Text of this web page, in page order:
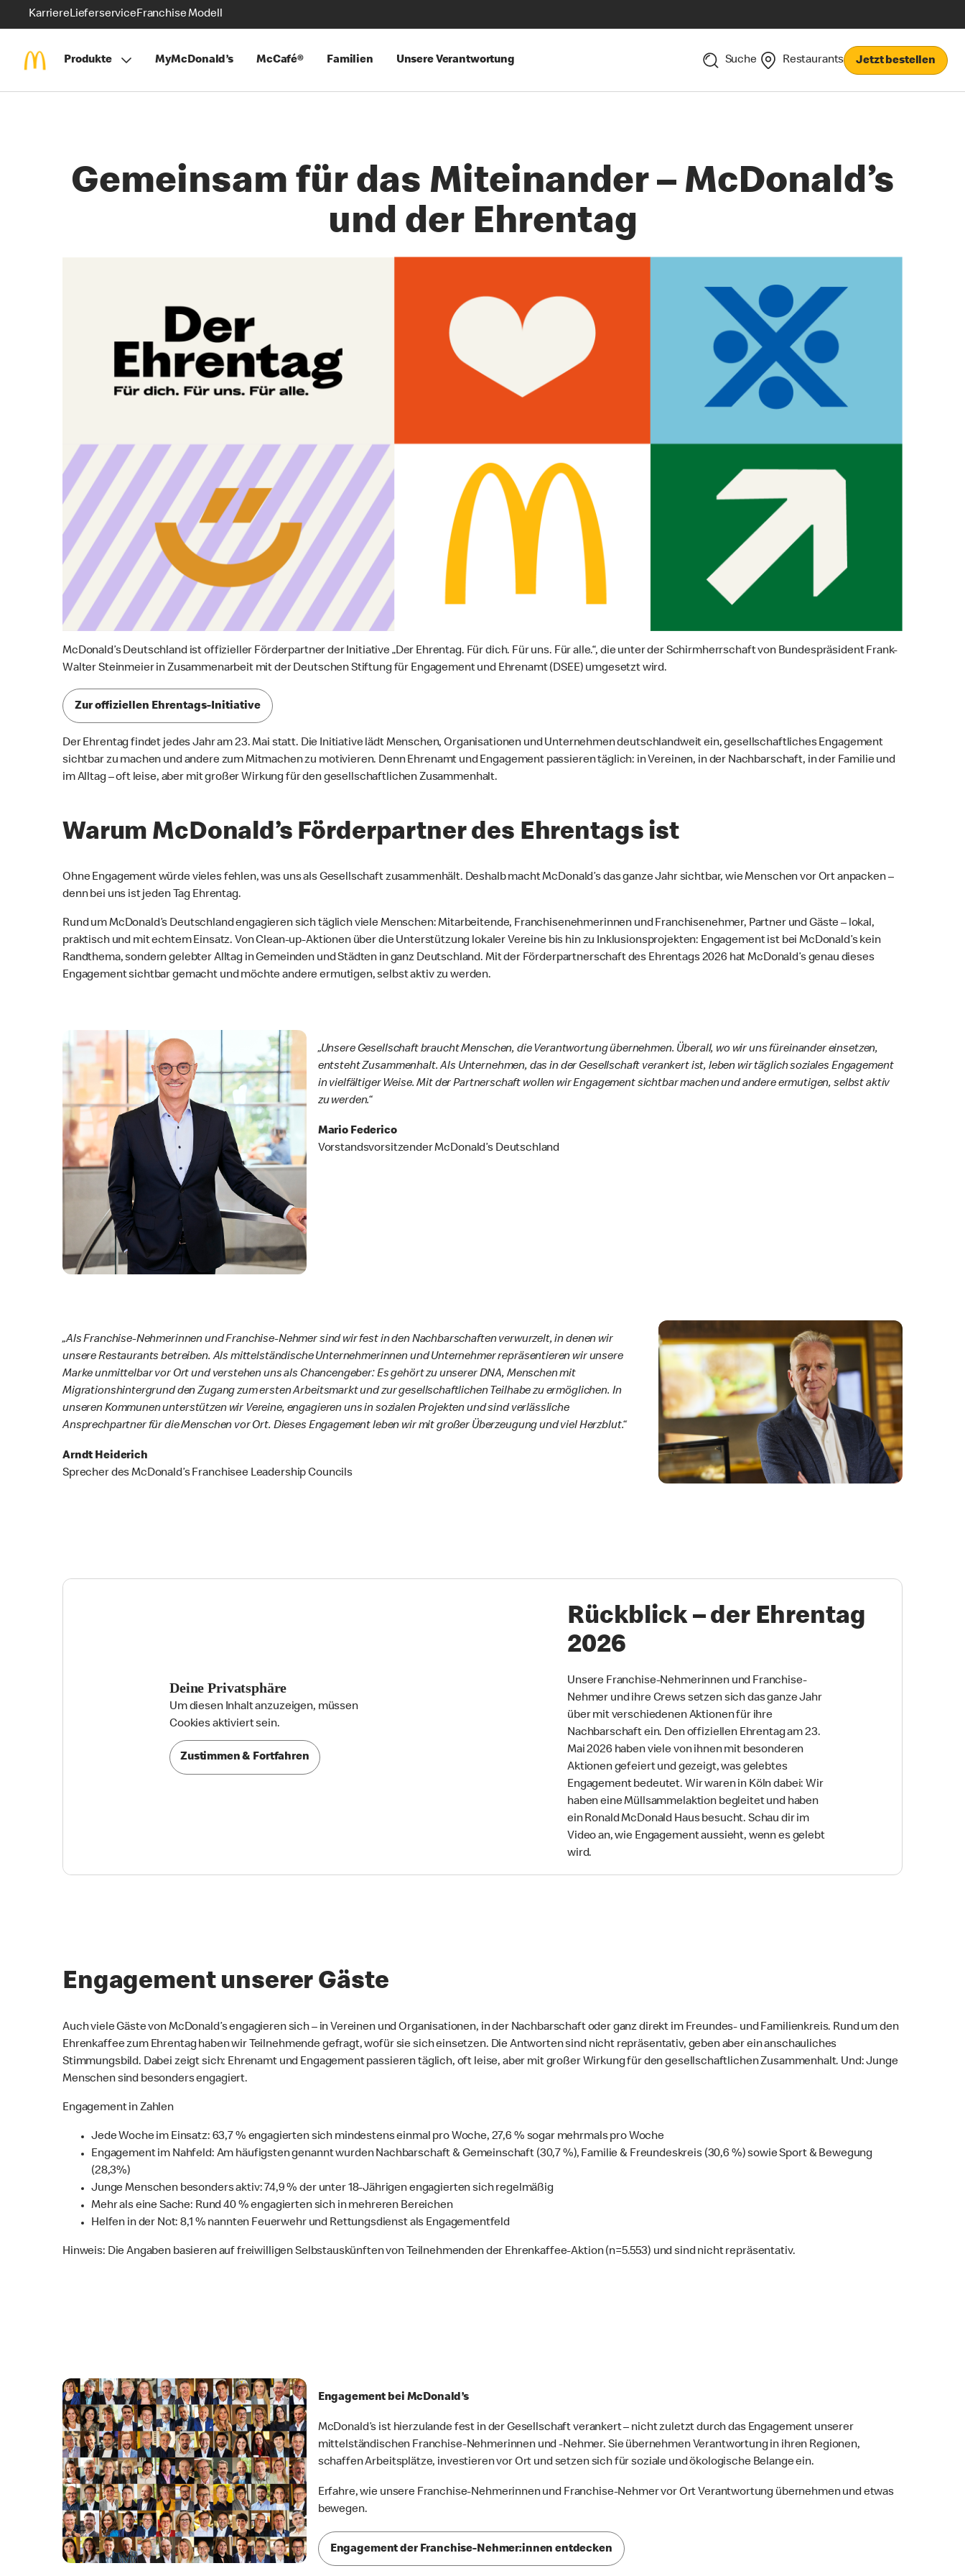
KarriereLieferserviceFranchise Modell
Produkte MyMcDonald’s McCafé® Familien Unsere Verantwortung Suche Restaurants Jetzt bestellen
Gemeinsam für das Miteinander – McDonald’s
und der Ehrentag
McDonald’s Deutschland ist offizieller Förderpartner der Initiative „Der Ehrentag. Für dich. Für uns. Für alle.“, die unter der Schirmherrschaft von Bundespräsident Frank-
Walter Steinmeier in Zusammenarbeit mit der Deutschen Stiftung für Engagement und Ehrenamt (DSEE) umgesetzt wird.
Zur offiziellen Ehrentags-Initiative
Der Ehrentag findet jedes Jahr am 23. Mai statt. Die Initiative lädt Menschen, Organisationen und Unternehmen deutschlandweit ein, gesellschaftliches Engagement
sichtbar zu machen und andere zum Mitmachen zu motivieren. Denn Ehrenamt und Engagement passieren täglich: in Vereinen, in der Nachbarschaft, in der Familie und
im Alltag – oft leise, aber mit großer Wirkung für den gesellschaftlichen Zusammenhalt.
Warum McDonald’s Förderpartner des Ehrentags ist
Ohne Engagement würde vieles fehlen, was uns als Gesellschaft zusammenhält. Deshalb macht McDonald’s das ganze Jahr sichtbar, wie Menschen vor Ort anpacken –
denn bei uns ist jeden Tag Ehrentag.
Rund um McDonald’s Deutschland engagieren sich täglich viele Menschen: Mitarbeitende, Franchisenehmerinnen und Franchisenehmer, Partner und Gäste – lokal,
praktisch und mit echtem Einsatz. Von Clean-up-Aktionen über die Unterstützung lokaler Vereine bis hin zu Inklusionsprojekten: Engagement ist bei McDonald’s kein
Randthema, sondern gelebter Alltag in Gemeinden und Städten in ganz Deutschland. Mit der Förderpartnerschaft des Ehrentags 2026 hat McDonald’s genau dieses
Engagement sichtbar gemacht und möchte andere ermutigen, selbst aktiv zu werden.
„Unsere Gesellschaft braucht Menschen, die Verantwortung übernehmen. Überall, wo wir uns füreinander einsetzen,
entsteht Zusammenhalt. Als Unternehmen, das in der Gesellschaft verankert ist, leben wir täglich soziales Engagement
in vielfältiger Weise. Mit der Partnerschaft wollen wir Engagement sichtbar machen und andere ermutigen, selbst aktiv
zu werden.“
Mario Federico
Vorstandsvorsitzender McDonald’s Deutschland
„Als Franchise-Nehmerinnen und Franchise-Nehmer sind wir fest in den Nachbarschaften verwurzelt, in denen wir
unsere Restaurants betreiben. Als mittelständische Unternehmerinnen und Unternehmer repräsentieren wir unsere
Marke unmittelbar vor Ort und verstehen uns als Chancengeber: Es gehört zu unserer DNA, Menschen mit
Migrationshintergrund den Zugang zum ersten Arbeitsmarkt und zur gesellschaftlichen Teilhabe zu ermöglichen. In
unseren Kommunen unterstützen wir Vereine, engagieren uns in sozialen Projekten und sind verlässliche
Ansprechpartner für die Menschen vor Ort. Dieses Engagement leben wir mit großer Überzeugung und viel Herzblut.“
Arndt Heiderich
Sprecher des McDonald’s Franchisee Leadership Councils
Deine Privatsphäre
Um diesen Inhalt anzuzeigen, müssen
Cookies aktiviert sein.
Zustimmen & Fortfahren

Rückblick – der Ehrentag
2026
Unsere Franchise-Nehmerinnen und Franchise-
Nehmer und ihre Crews setzen sich das ganze Jahr
über mit verschiedenen Aktionen für ihre
Nachbarschaft ein. Den offiziellen Ehrentag am 23.
Mai 2026 haben viele von ihnen mit besonderen
Aktionen gefeiert und gezeigt, was gelebtes
Engagement bedeutet. Wir waren in Köln dabei: Wir
haben eine Müllsammelaktion begleitet und haben
ein Ronald McDonald Haus besucht. Schau dir im
Video an, wie Engagement aussieht, wenn es gelebt
wird.
Engagement unserer Gäste
Auch viele Gäste von McDonald’s engagieren sich – in Vereinen und Organisationen, in der Nachbarschaft oder ganz direkt im Freundes- und Familienkreis. Rund um den
Ehrenkaffee zum Ehrentag haben wir Teilnehmende gefragt, wofür sie sich einsetzen. Die Antworten sind nicht repräsentativ, geben aber ein anschauliches
Stimmungsbild. Dabei zeigt sich: Ehrenamt und Engagement passieren täglich, oft leise, aber mit großer Wirkung für den gesellschaftlichen Zusammenhalt. Und: Junge
Menschen sind besonders engagiert.
Engagement in Zahlen
Jede Woche im Einsatz: 63,7 % engagierten sich mindestens einmal pro Woche, 27,6 % sogar mehrmals pro Woche
Engagement im Nahfeld: Am häufigsten genannt wurden Nachbarschaft & Gemeinschaft (30,7 %), Familie & Freundeskreis (30,6 %) sowie Sport & Bewegung
(28,3%)
Junge Menschen besonders aktiv: 74,9 % der unter 18‑Jährigen engagierten sich regelmäßig
Mehr als eine Sache: Rund 40 % engagierten sich in mehreren Bereichen
Helfen in der Not: 8,1 % nannten Feuerwehr und Rettungsdienst als Engagementfeld
Hinweis: Die Angaben basieren auf freiwilligen Selbstauskünften von Teilnehmenden der Ehrenkaffee‑Aktion (n=5.553) und sind nicht repräsentativ.
Engagement bei McDonald’s
McDonald’s ist hierzulande fest in der Gesellschaft verankert – nicht zuletzt durch das Engagement unserer
mittelständischen Franchise-Nehmerinnen und -Nehmer. Sie übernehmen Verantwortung in ihren Regionen,
schaffen Arbeitsplätze, investieren vor Ort und setzen sich für soziale und ökologische Belange ein.
Erfahre, wie unsere Franchise-Nehmerinnen und Franchise-Nehmer vor Ort Verantwortung übernehmen und etwas
bewegen.
Engagement der Franchise-Nehmer:innen entdecken